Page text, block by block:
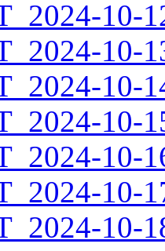
10-
10-
10-
10-
10-
10-
10-